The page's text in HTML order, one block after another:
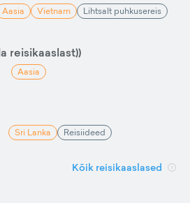
Aasia Vietnam Lihtsalt puhkusereis
reisikaaslast))
Aasia
Sri Lanka Reisiideed
Kõik reisikaaslased